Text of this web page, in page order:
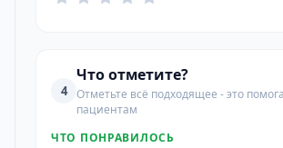
4
Что отметите?
Отметьте всё подходящее - это
пациентам
ЧТО ПОНРАВИЛОСЬ